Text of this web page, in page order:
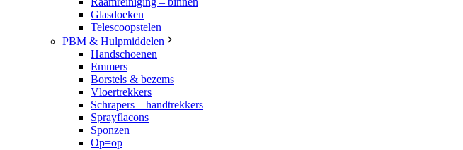
Glasdoeken
Telescoopstelen
PBM & Hulpmiddelen
Handschoenen
Emmers
Borstels & bezems
Vloertrekkers
Schrapers – handtrekkers
Sprayflacons
Sponzen
Op=op